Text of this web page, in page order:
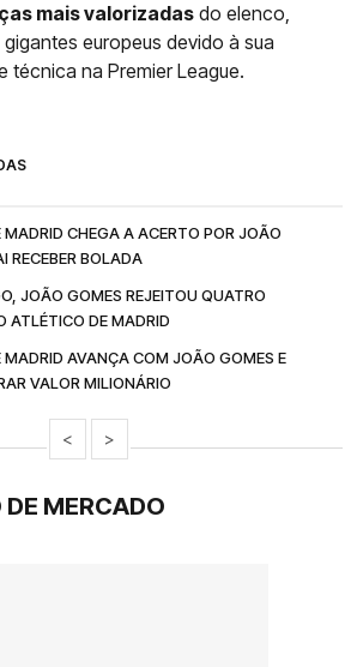
mais valorizadas do elenco,
europeus devido à sua
técnica na Premier League.
MADRID CHEGA A ACERTO POR JOÃO
RECEBER BOLADA
JOÃO GOMES REJEITOU QUATRO
ATLÉTICO DE MADRID
MADRID AVANÇA COM JOÃO GOMES E
VALOR MILIONÁRIO
< >
MERCADO